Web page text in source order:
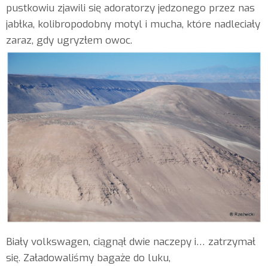
pustkowiu zjawili się adoratorzy jedzonego przez nas
jabłka, kolibropodobny motyl i mucha, które nadleciały
zaraz, gdy ugryzłem owoc.
Biały volkswagen, ciągnął dwie naczepy i… zatrzymał
się. Załadowaliśmy bagaże do luku,